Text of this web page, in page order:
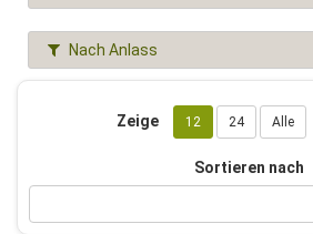
Nach Anlass
Zeige 12 24 Alle
Sortieren nach